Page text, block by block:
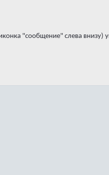
"сообщение" слева